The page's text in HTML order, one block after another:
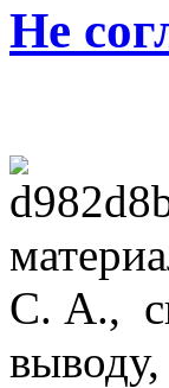
Не
С. А.,
выводу,